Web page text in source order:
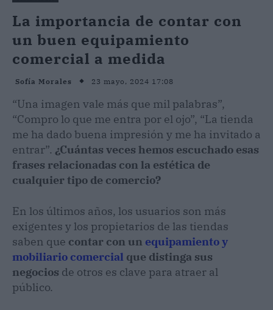
La importancia de contar con
un buen equipamiento
comercial a medida
Sofía Morales 23 mayo, 2024 17:08
“Una imagen vale más que mil palabras”,
“Compro lo que me entra por el ojo”, “La tienda
me ha dado buena impresión y me ha invitado a
entrar”. ¿Cuántas veces hemos escuchado esas
frases relacionadas con la estética de
cualquier tipo de comercio?
En los últimos años, los usuarios son más
exigentes y los propietarios de las tiendas
saben que contar con un equipamiento y
mobiliario comercial que distinga sus
negocios de otros es clave para atraer al
público.